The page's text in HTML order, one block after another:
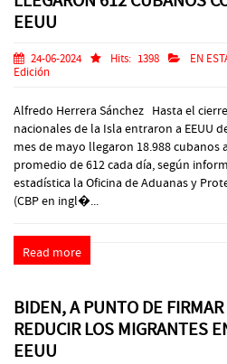
EEUU
24-06-2024 Hits: 1398 EN
Edición
Alfredo Herrera Sánchez Hasta el
nacionales de la Isla entraron a EEUU
mes de mayo llegaron 18.988 cubanos
promedio de 612 cada día, según
estadística la Oficina de Aduanas y
(CBP en ingl�...
Read more
BIDEN, A PUNTO DE
REDUCIR LOS MIGRANTES
EEUU